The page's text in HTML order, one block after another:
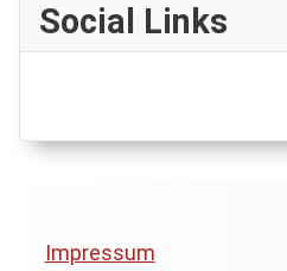
Social Links
Impressum